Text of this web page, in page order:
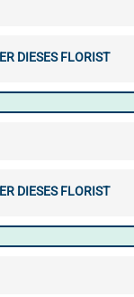
DIESES FLORIST
DIESES FLORIST